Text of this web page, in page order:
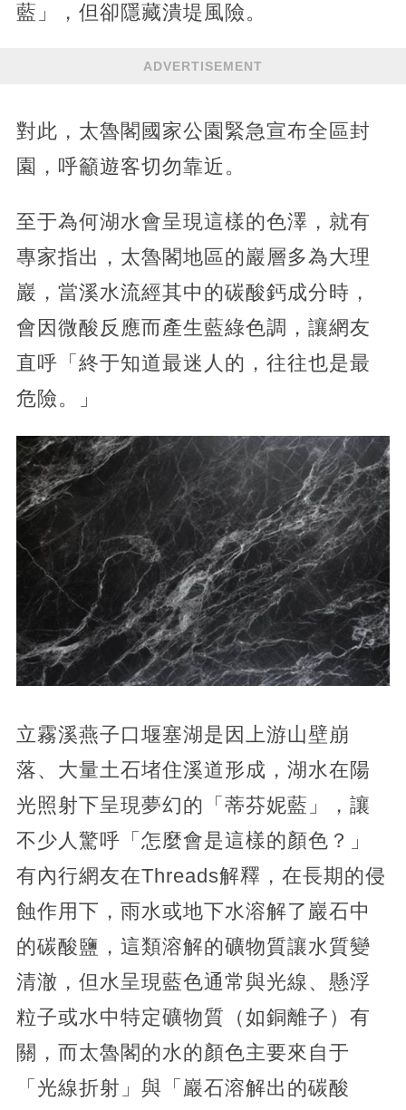
藍」，但卻隱藏潰堤風險。
ADVERTISEMENT
對此，太魯閣國家公園緊急宣布全區封
園，呼籲遊客切勿靠近。
至于為何湖水會呈現這樣的色澤，就有
專家指出，太魯閣地區的巖層多為大理
巖，當溪水流經其中的碳酸鈣成分時，
會因微酸反應而產生藍綠色調，讓網友
直呼「終于知道最迷人的，往往也是最
危險。」
立霧溪燕子口堰塞湖是因上游山壁崩
落、大量土石堵住溪道形成，湖水在陽
光照射下呈現夢幻的「蒂芬妮藍」，讓
不少人驚呼「怎麼會是這樣的顏色？」
有內行網友在Threads解釋，在長期的侵
蝕作用下，雨水或地下水溶解了巖石中
的碳酸鹽，這類溶解的礦物質讓水質變
清澈，但水呈現藍色通常與光線、懸浮
粒子或水中特定礦物質（如銅離子）有
關，而太魯閣的水的顏色主要來自于
「光線折射」與「巖石溶解出的碳酸